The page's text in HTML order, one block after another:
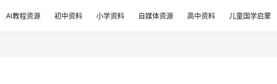
AI教程资源 初中资料 小学资料 自媒体资源 高中资料 儿童国学启蒙